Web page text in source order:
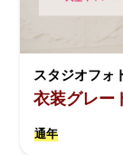
スタジオフォ
衣装グレー
通年